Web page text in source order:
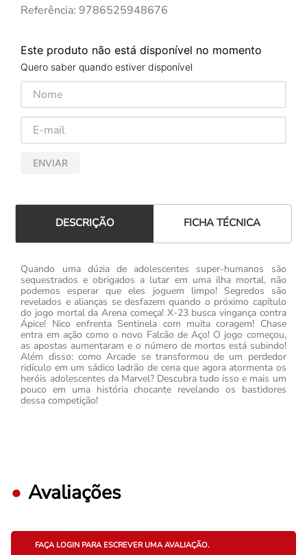
Referência: 9786525948676
Este produto não está disponível no momento
Quero saber quando estiver disponível
ENVIAR
DESCRIÇÃO FICHA TÉCNICA
Quando uma dúzia de adolescentes super-humanos são
sequestrados e obrigados a lutar em uma ilha mortal, não
podemos esperar que eles joguem limpo! Segredos são
revelados e alianças se desfazem quando o próximo capítulo
do jogo mortal da Arena começa! X-23 busca vingança contra
Ápice! Nico enfrenta Sentinela com muita coragem! Chase
entra em ação como o novo Falcão de Aço! O jogo começou,
as apostas aumentaram e o número de mortos está subindo!
Além disso: como Arcade se transformou de um perdedor
ridículo em um sádico ladrão de cena que agora atormenta os
heróis adolescentes da Marvel? Descubra tudo isso e mais um
pouco em uma história chocante revelando os bastidores
dessa competição!
Avaliações
FAÇA LOGIN PARA ESCREVER UMA AVALIAÇÃO.